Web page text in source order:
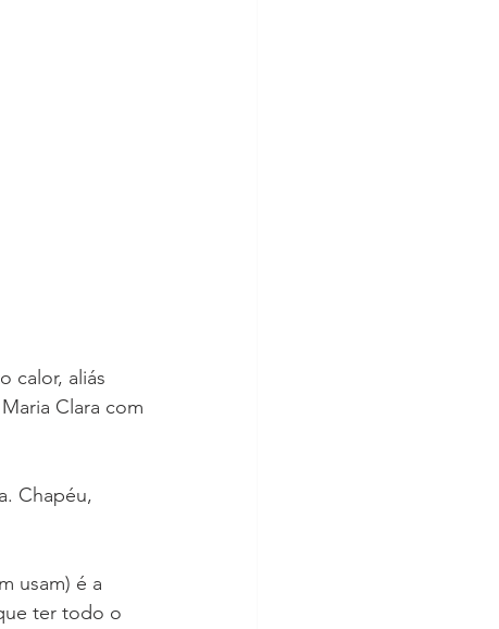
calor, aliás
Clara com
Chapéu,
usam) é a
ter todo o